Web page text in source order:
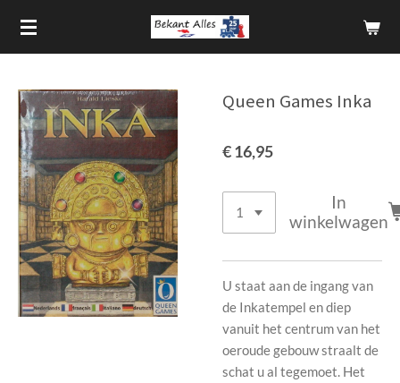
Ga
direct
hoofdinhoud
Queen Games Inka
€ 16,95
In
winkelwagen
U staat aan de ingang van
de Inkatempel en diep
vanuit het centrum van het
oeroude gebouw straalt de
schat u al tegemoet. Het